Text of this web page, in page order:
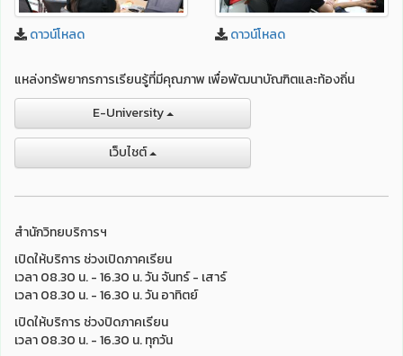
ดาวน์โหลด ดาวน์โหลด
แหล่งทรัพยากรการเรียนรู้ที่มีคุณภาพ เพื่อพัฒนาบัณฑิตและท้องถิ่น
E-University
เว็บไชต์
สำนักวิทยบริการฯ
เปิดให้บริการ ช่วงเปิดภาคเรียน
เวลา 08.30 น. - 16.30 น. วัน จันทร์ - เสาร์
เวลา 08.30 น. - 16.30 น. วัน อาทิตย์
เปิดให้บริการ ช่วงปิดภาคเรียน
เวลา 08.30 น. - 16.30 น. ทุกวัน